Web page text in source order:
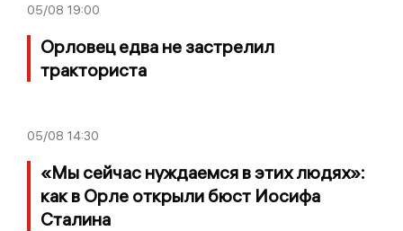
05/08 19:00
Орловец едва не застрелил
тракториста
05/08 14:30
«Мы сейчас нуждаемся в этих людях»:
как в Орле открыли бюст Иосифа
Сталина